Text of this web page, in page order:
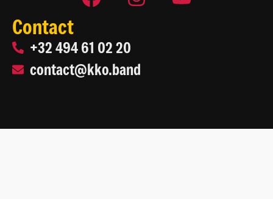
Contact
+32 494 61 02 20
contact@kko.band